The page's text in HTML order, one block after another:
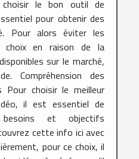
le bon outil de
pour obtenir des
Pour alors éviter les
choix en raison de la
sur le marché,
Compréhension des
choisir le meilleur
il est essentiel de
et objectifs
cette info ici avec
pour ce choix, il